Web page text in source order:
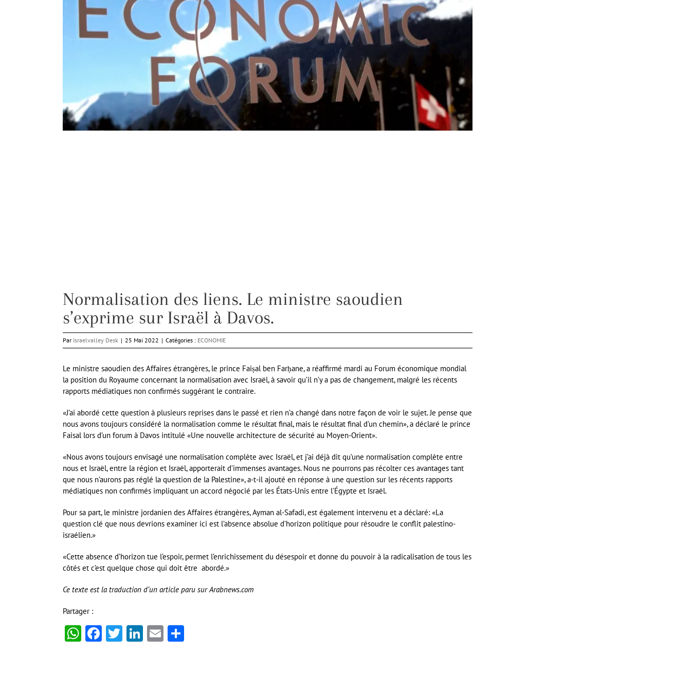
Normalisation des liens. Le ministre saoudien
s’exprime sur Israël à Davos.
Par Israelvalley Desk | 25 Mai 2022 | Catégories : ECONOMIE
Le ministre saoudien des Affaires étrangères, le prince Faiṣal ben Farḥane, a réaffirmé mardi au Forum économique mondial
la position du Royaume concernant la normalisation avec Israël, à savoir qu’il n’y a pas de changement, malgré les récents
rapports médiatiques non confirmés suggérant le contraire.
«J’ai abordé cette question à plusieurs reprises dans le passé et rien n’a changé dans notre façon de voir le sujet. Je pense que
nous avons toujours considéré la normalisation comme le résultat final, mais le résultat final d’un chemin», a déclaré le prince
Faisal lors d’un forum à Davos intitulé «Une nouvelle architecture de sécurité au Moyen-Orient».
«Nous avons toujours envisagé une normalisation complète avec Israël, et j’ai déjà dit qu’une normalisation complète entre
nous et Israël, entre la région et Israël, apporterait d’immenses avantages. Nous ne pourrons pas récolter ces avantages tant
que nous n’aurons pas réglé la question de la Palestine», a-t-il ajouté en réponse à une question sur les récents rapports
médiatiques non confirmés impliquant un accord négocié par les États-Unis entre l’Égypte et Israël.
Pour sa part, le ministre jordanien des Affaires étrangères, Ayman al-Safadi, est également intervenu et a déclaré: «La
question clé que nous devrions examiner ici est l’absence absolue d’horizon politique pour résoudre le conflit palestino-
israélien.»
«Cette absence d’horizon tue l’espoir, permet l’enrichissement du désespoir et donne du pouvoir à la radicalisation de tous les
côtés et c’est quelque chose qui doit être abordé.»
Ce texte est la traduction d’un article paru sur Arabnews.com
Partager :
WhatsApp
Facebook
Twitter
LinkedIn
Email